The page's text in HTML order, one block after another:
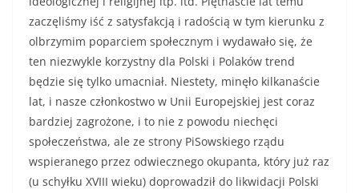
zaczęliśmy iść z satysfakcją i radością w tym kierunku z
olbrzymim poparciem społecznym i wydawało się, że
ten niezwykle korzystny dla Polski i Polaków trend
będzie się tylko umacniał. Niestety, minęło kilkanaście
lat, i nasze członkostwo w Unii Europejskiej jest coraz
bardziej zagrożone, i to nie z powodu niechęci
społeczeństwa, ale ze strony PiSowskiego rządu
wspieranego przez odwiecznego okupanta, który już raz
(u schyłku XVIII wieku) doprowadził do likwidacji Polski